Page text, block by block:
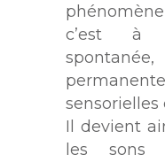
c’est à
sensorielles
Il devient
les sons